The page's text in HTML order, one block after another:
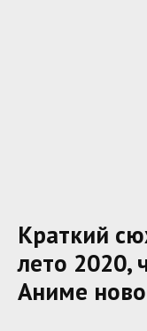
Краткий
лето 2020,
Аниме